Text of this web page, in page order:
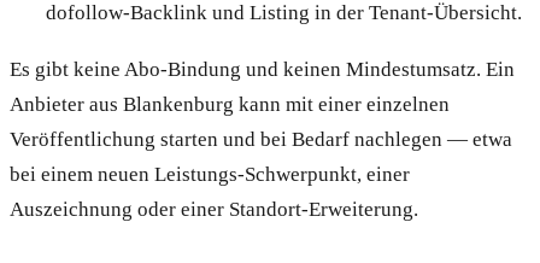
dofollow-Backlink und Listing in der Tenant-Übersicht.
Es gibt keine Abo-Bindung und keinen Mindestumsatz. Ein
Anbieter aus Blankenburg kann mit einer einzelnen
Veröffentlichung starten und bei Bedarf nachlegen — etwa
bei einem neuen Leistungs-Schwerpunkt, einer
Auszeichnung oder einer Standort-Erweiterung.